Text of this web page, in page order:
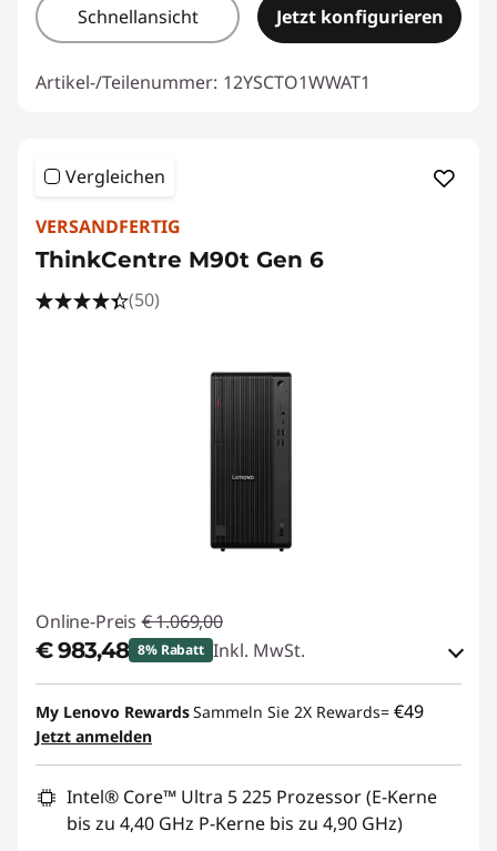
Schnellansicht Jetzt konfigurieren
Artikel-/Teilenummer: 12YSCTO1WWAT1
Vergleichen
VERSANDFERTIG
ThinkCentre M90t Gen 6
(50)
Online-Preis € 1.069,00
€ 983,48 8% Rabatt Inkl. MwSt.
eCoupon-Rabatt :-€ 85,52
eCoupon :THINKDEAL
My Lenovo RewardsSammeln Sie 2X Rewards= €49
Jetzt anmelden
Intel® Core™ Ultra 5 225 Prozessor (E-Kerne
bis zu 4,40 GHz P-Kerne bis zu 4,90 GHz)